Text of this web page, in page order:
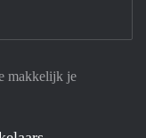
makkelijk je